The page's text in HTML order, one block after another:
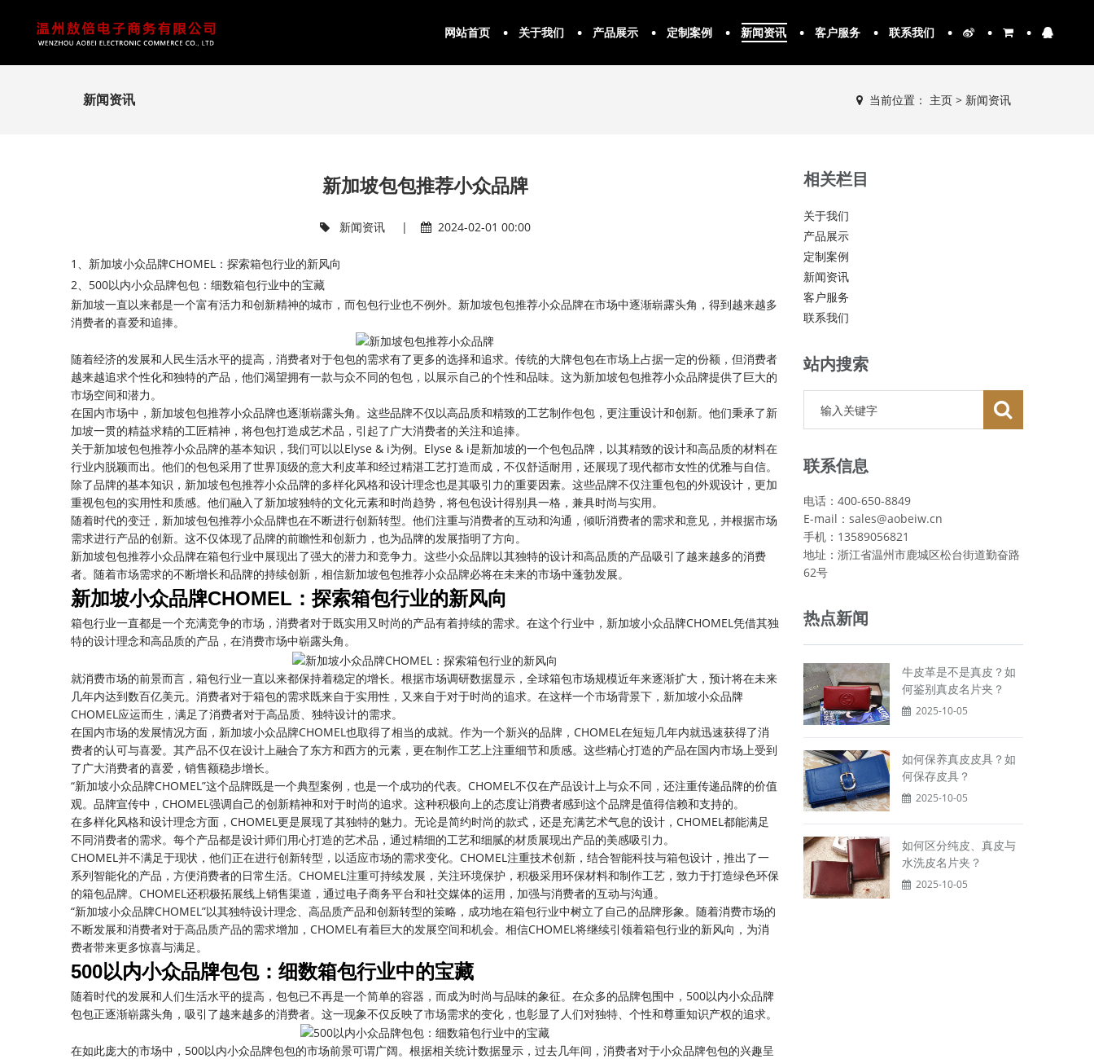
网站首页 关于我们 产品展示 定制案例 新闻资讯 客户服务 联系我们
新闻资讯 当前位置： 主页 > 新闻资讯
新加坡包包推荐小众品牌
新闻资讯| 2024-02-01 00:00
1、新加坡小众品牌CHOMEL：探索箱包行业的新风向
2、500以内小众品牌包包：细数箱包行业中的宝藏
新加坡一直以来都是一个富有活力和创新精神的城市，而包包行业也不例外。新加坡包包推荐小众品牌在市场中逐渐崭露头角，得到越来越多
消费者的喜爱和追捧。
随着经济的发展和人民生活水平的提高，消费者对于包包的需求有了更多的选择和追求。传统的大牌包包在市场上占据一定的份额，但消费者
越来越追求个性化和独特的产品，他们渴望拥有一款与众不同的包包，以展示自己的个性和品味。这为新加坡包包推荐小众品牌提供了巨大的
市场空间和潜力。
在国内市场中，新加坡包包推荐小众品牌也逐渐崭露头角。这些品牌不仅以高品质和精致的工艺制作包包，更注重设计和创新。他们秉承了新
加坡一贯的精益求精的工匠精神，将包包打造成艺术品，引起了广大消费者的关注和追捧。
关于新加坡包包推荐小众品牌的基本知识，我们可以以Elyse & i为例。Elyse & i是新加坡的一个包包品牌，以其精致的设计和高品质的材料在
行业内脱颖而出。他们的包包采用了世界顶级的意大利皮革和经过精湛工艺打造而成，不仅舒适耐用，还展现了现代都市女性的优雅与自信。
除了品牌的基本知识，新加坡包包推荐小众品牌的多样化风格和设计理念也是其吸引力的重要因素。这些品牌不仅注重包包的外观设计，更加
重视包包的实用性和质感。他们融入了新加坡独特的文化元素和时尚趋势，将包包设计得别具一格，兼具时尚与实用。
随着时代的变迁，新加坡包包推荐小众品牌也在不断进行创新转型。他们注重与消费者的互动和沟通，倾听消费者的需求和意见，并根据市场
需求进行产品的创新。这不仅体现了品牌的前瞻性和创新力，也为品牌的发展指明了方向。
新加坡包包推荐小众品牌在箱包行业中展现出了强大的潜力和竞争力。这些小众品牌以其独特的设计和高品质的产品吸引了越来越多的消费
者。随着市场需求的不断增长和品牌的持续创新，相信新加坡包包推荐小众品牌必将在未来的市场中蓬勃发展。
新加坡小众品牌CHOMEL：探索箱包行业的新风向
箱包行业一直都是一个充满竞争的市场，消费者对于既实用又时尚的产品有着持续的需求。在这个行业中，新加坡小众品牌CHOMEL凭借其独
特的设计理念和高品质的产品，在消费市场中崭露头角。
就消费市场的前景而言，箱包行业一直以来都保持着稳定的增长。根据市场调研数据显示，全球箱包市场规模近年来逐渐扩大，预计将在未来
几年内达到数百亿美元。消费者对于箱包的需求既来自于实用性，又来自于对于时尚的追求。在这样一个市场背景下，新加坡小众品牌
CHOMEL应运而生，满足了消费者对于高品质、独特设计的需求。
在国内市场的发展情况方面，新加坡小众品牌CHOMEL也取得了相当的成就。作为一个新兴的品牌，CHOMEL在短短几年内就迅速获得了消
费者的认可与喜爱。其产品不仅在设计上融合了东方和西方的元素，更在制作工艺上注重细节和质感。这些精心打造的产品在国内市场上受到
了广大消费者的喜爱，销售额稳步增长。
“新加坡小众品牌CHOMEL”这个品牌既是一个典型案例，也是一个成功的代表。CHOMEL不仅在产品设计上与众不同，还注重传递品牌的价值
观。品牌宣传中，CHOMEL强调自己的创新精神和对于时尚的追求。这种积极向上的态度让消费者感到这个品牌是值得信赖和支持的。
在多样化风格和设计理念方面，CHOMEL更是展现了其独特的魅力。无论是简约时尚的款式，还是充满艺术气息的设计，CHOMEL都能满足
不同消费者的需求。每个产品都是设计师们用心打造的艺术品，通过精细的工艺和细腻的材质展现出产品的美感吸引力。
CHOMEL并不满足于现状，他们正在进行创新转型，以适应市场的需求变化。CHOMEL注重技术创新，结合智能科技与箱包设计，推出了一
系列智能化的产品，方便消费者的日常生活。CHOMEL注重可持续发展，关注环境保护，积极采用环保材料和制作工艺，致力于打造绿色环保
的箱包品牌。CHOMEL还积极拓展线上销售渠道，通过电子商务平台和社交媒体的运用，加强与消费者的互动与沟通。
“新加坡小众品牌CHOMEL”以其独特设计理念、高品质产品和创新转型的策略，成功地在箱包行业中树立了自己的品牌形象。随着消费市场的
不断发展和消费者对于高品质产品的需求增加，CHOMEL有着巨大的发展空间和机会。相信CHOMEL将继续引领着箱包行业的新风向，为消
费者带来更多惊喜与满足。
500以内小众品牌包包：细数箱包行业中的宝藏
随着时代的发展和人们生活水平的提高，包包已不再是一个简单的容器，而成为时尚与品味的象征。在众多的品牌包围中，500以内小众品牌
包包正逐渐崭露头角，吸引了越来越多的消费者。这一现象不仅反映了市场需求的变化，也彰显了人们对独特、个性和尊重知识产权的追求。
在如此庞大的市场中，500以内小众品牌包包的市场前景可谓广阔。根据相关统计数据显示，过去几年间，消费者对于小众品牌包包的兴趣呈
相关栏目
关于我们
产品展示
定制案例
新闻资讯
客户服务
联系我们
站内搜索
联系信息
电话：400-650-8849
E-mail：sales@aobeiw.cn
手机：13589056821
地址：浙江省温州市鹿城区松台街道勤奋路
62号
热点新闻
牛皮革是不是真皮？如
何鉴别真皮名片夹？
2025-10-05
如何保养真皮皮具？如
何保存皮具？
2025-10-05
如何区分纯皮、真皮与
水洗皮名片夹？
2025-10-05